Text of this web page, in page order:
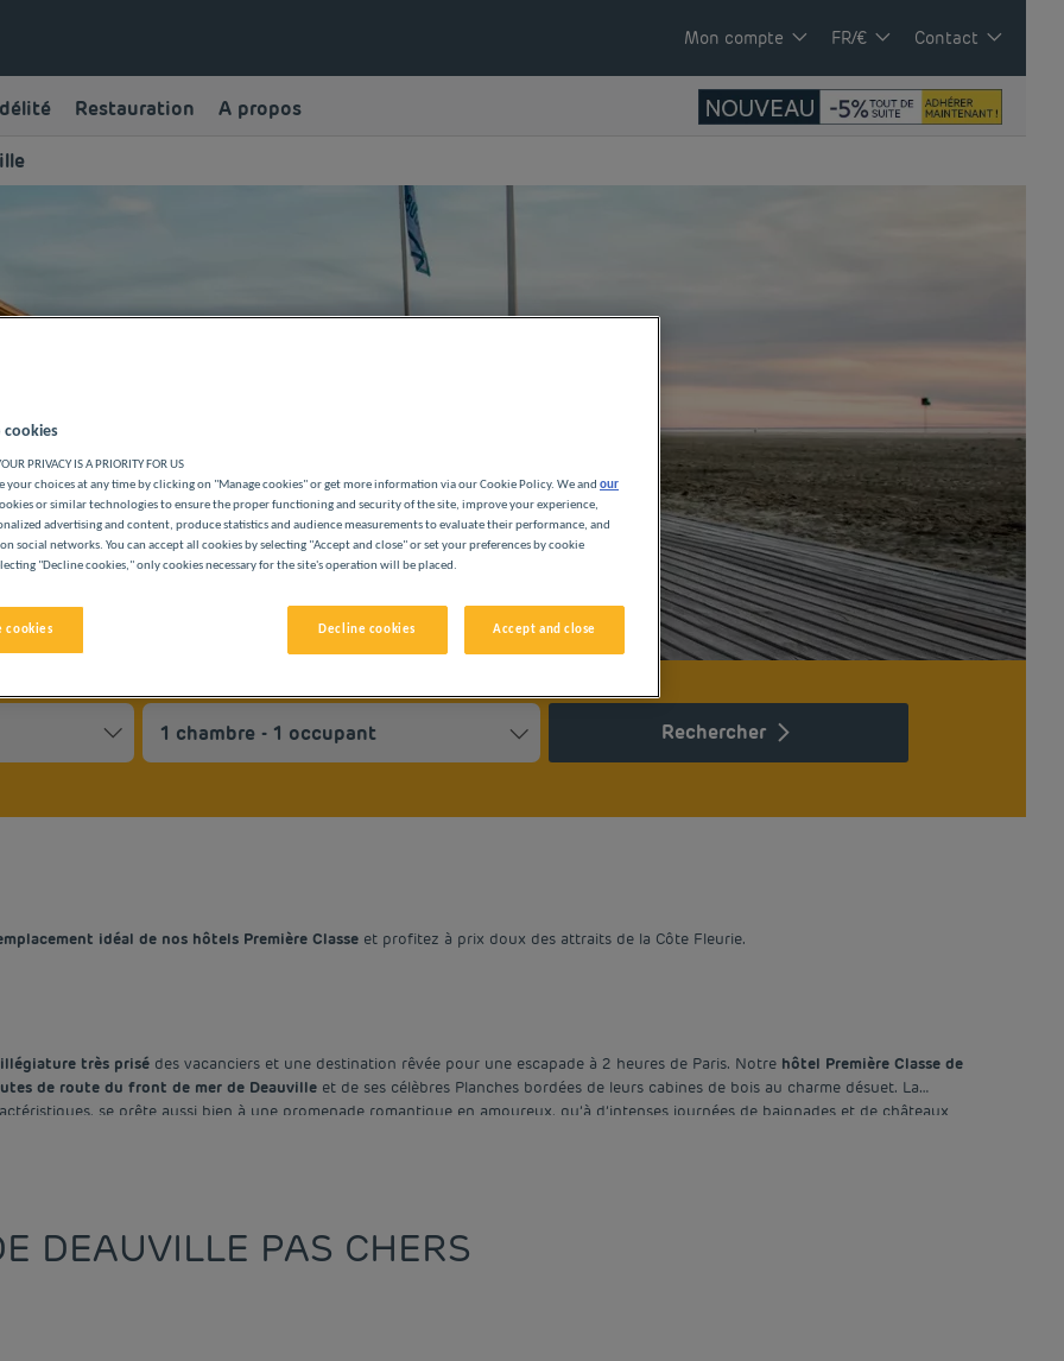
Mon compte FR/€ Contact
Restauration A propos
Rechercher
idéal de nos hôtels Première Classe et profitez à prix doux des attraits de la Côte Fleurie.
très prisé des vacanciers et une destination rêvée pour une escapade à 2 heures de Paris. Notre hôtel Première Classe de
de route du front de mer de Deauville et de ses célèbres Planches bordées de leurs cabines de bois au charme désuet. La
se prête aussi bien à une promenade romantique en amoureux, qu’à d’intenses journées de baignades et de châteaux
DEAUVILLE PAS CHERS
cookies
PRIVACY IS A PRIORITY FOR US
your choices at any time by clicking on "Manage cookies" or get more information via our Cookie Policy. We and our
or similar technologies to ensure the proper functioning and security of the site, improve your experience,
advertising and content, produce statistics and audience measurements to evaluate their performance, and
social networks. You can accept all cookies by selecting "Accept and close" or set your preferences by cookie
"Decline cookies," only cookies necessary for the site's operation will be placed.
cookies Decline cookies Accept and close